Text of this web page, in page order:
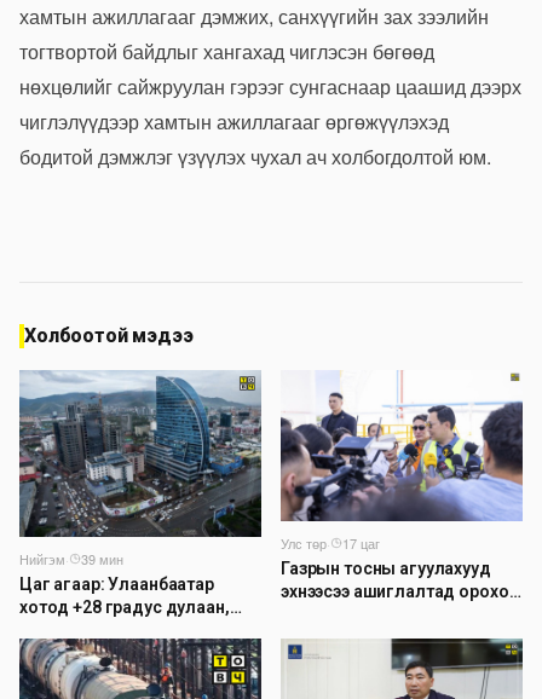
хамтын ажиллагааг дэмжих, санхүүгийн зах зээлийн
тогтвортой байдлыг хангахад чиглэсэн бөгөөд
нөхцөлийг сайжруулан гэрээг сунгаснаар цаашид дээрх
чиглэлүүдээр хамтын ажиллагааг өргөжүүлэхэд
бодитой дэмжлэг үзүүлэх чухал ач холбогдолтой юм.
Холбоотой мэдээ
Нийгэм·
39 мин
Цаг агаар: Улаанбаатар
хотод +28 градус дулаан,
бороо орно
Улс төр·
17 цаг
Газрын тосны агуулахууд
эхнээсээ ашиглалтад ороход